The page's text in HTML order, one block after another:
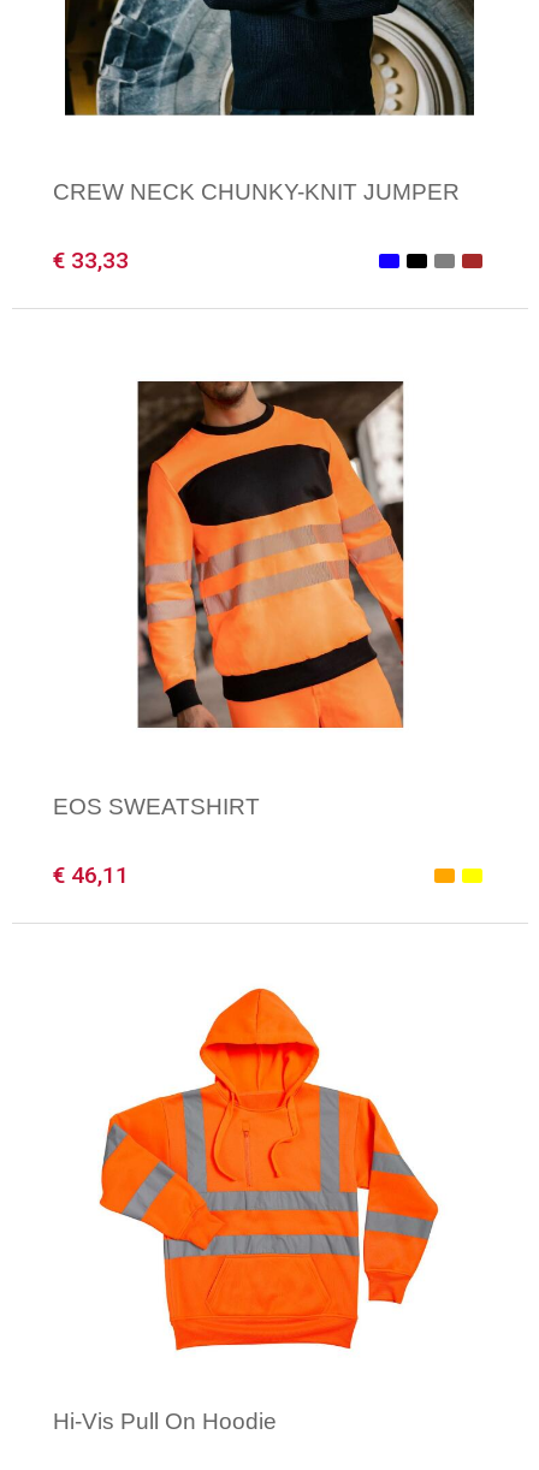
CREW NECK CHUNKY-KNIT JUMPER
€ 33,33
Minimale afname: 1
EOS SWEATSHIRT
€ 46,11
Minimale afname: 1
Hi-Vis Pull On Hoodie